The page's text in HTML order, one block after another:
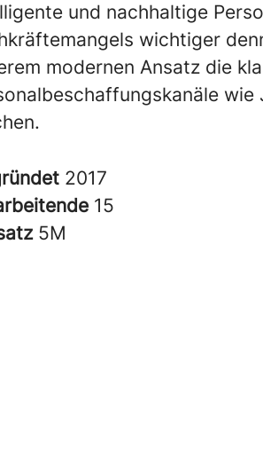
und nachhaltige
wichtiger
modernen Ansatz die
2017
15
5M